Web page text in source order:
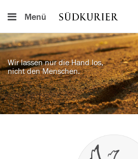
Menü
Wir lassen nur die Hand los,
nicht den Menschen.